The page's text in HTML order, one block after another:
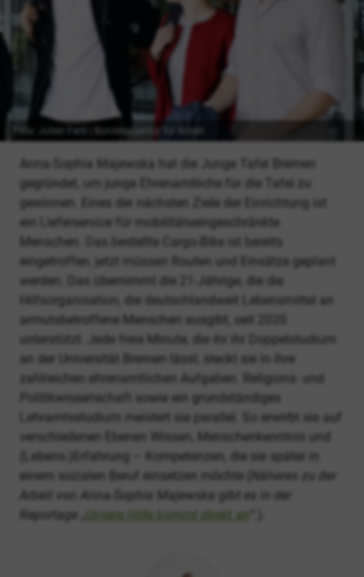
Foto: Julien Fertl | Bundesagentur für Arbeit
Anna-Sophia Majewska hat die Junge Tafel Bremen
gegründet, um junge Ehrenamtliche für die Tafel zu
gewinnen. Eines der nächsten Ziele der Einrichtung ist
ein Lieferservice für mobilitätseingeschränkte
Menschen. Das bestellte Cargo-Bike ist bereits
eingetroffen, jetzt müssen Routen und Einsätze geplant
werden. Das übernimmt die 21-Jährige, die die
Hilfsorganisation, die deutschlandweit Lebensmittel an
armutsbetroffene Menschen ausgibt, seit 2020
unterstützt. Jede freie Minute, die ihr ihr Doppelstudium
an der Universität Bremen lässt, steckt sie in ihre
zahlreichen ehrenamtlichen Aufgaben. Religions- und
Politikwissenschaft sowie ein grundständiges
Lehramtsstudium meistert sie parallel. So erwirbt sie auf
verschiedenen Ebenen Wissen, Menschenkenntnis und
(Lebens-)Erfahrung – Kompetenzen, die sie später in
einem sozialen Beruf einsetzen möchte (
Näheres zu der
Arbeit von Anna-Sophia Majewska gibt es in der
Reportage „
Unsere Hilfe kommt direkt an